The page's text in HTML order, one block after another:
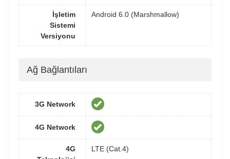
İşletim
Sistemi
Versiyonu
Android 6.0 (Marshmallow)
Ağ Bağlantıları
3G Network
4G Network
4G
LTE (Cat.4)